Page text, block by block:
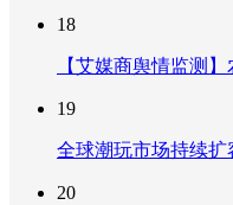
18
【艾媒商舆情监测
19
全球潮玩市场持续
20